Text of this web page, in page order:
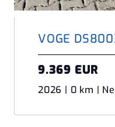
VOGE
9.369 EUR
2026 | 0 km |